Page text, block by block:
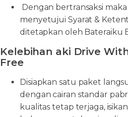
Dengan bertransaksi
menyetujui Syarat &
ditetapkan oleh Bateraiku
Kelebihan aki Drive
Free
Disiapkan satu paket
dengan cairan standar
kualitas tetap terjaga,